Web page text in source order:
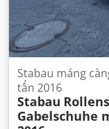
Stabau máng
tấn 2016
Stabau
Gabelschuhe